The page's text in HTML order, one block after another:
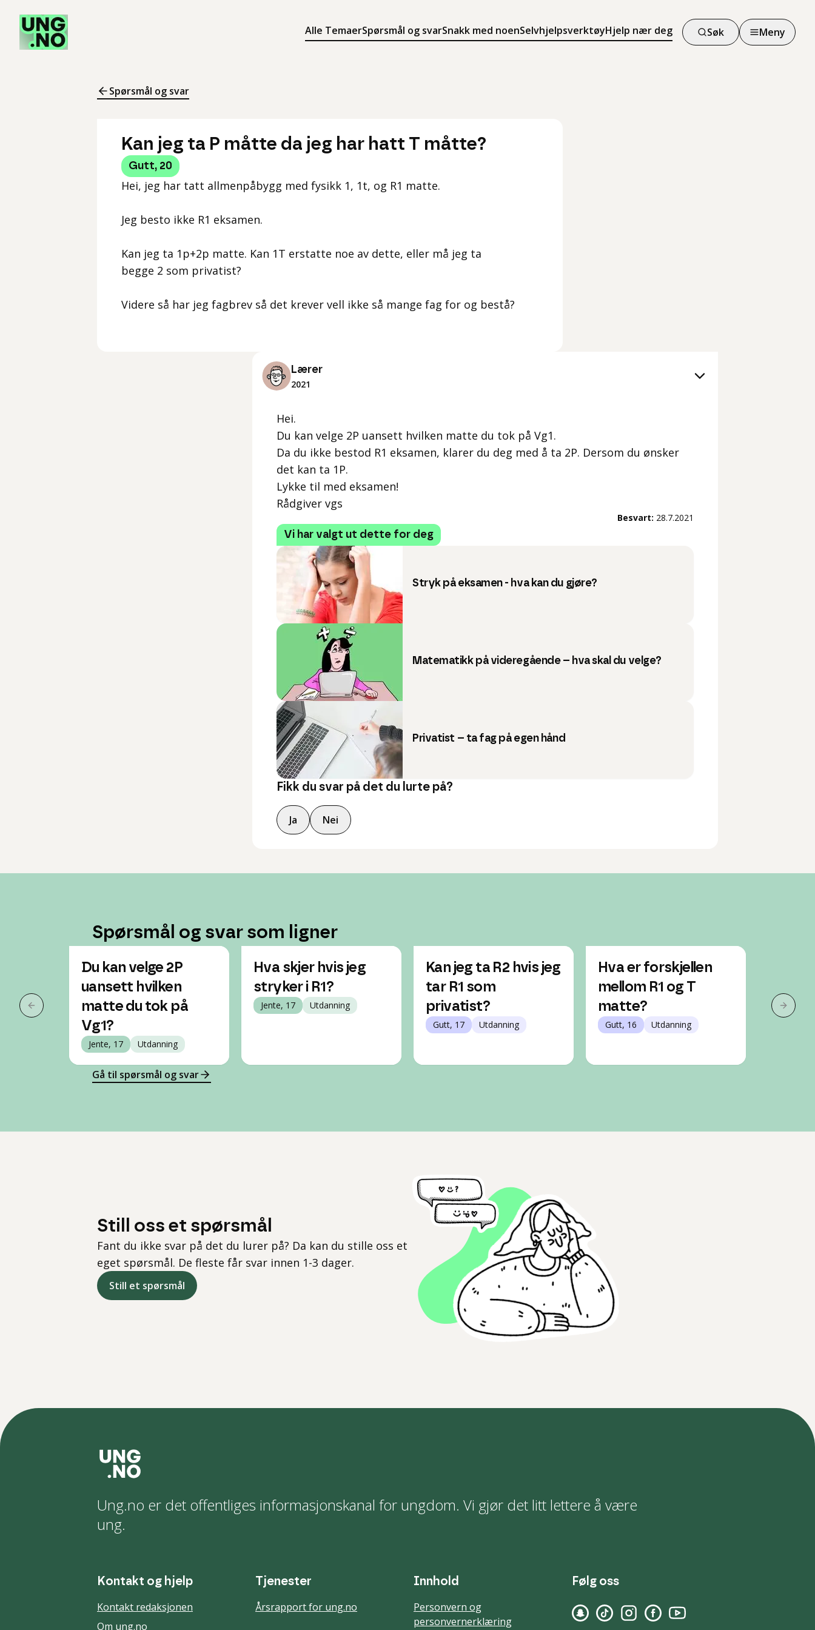
Alle TemaerSpørsmål og svarSnakk med noenSelvhjelpsverktøyHjelp nær deg
Søk
Søk
Meny
Meny
Spørsmål og svar
Kan jeg ta P måtte da jeg har hatt T måtte?
Gutt, 20
Hei, jeg har tatt allmenpåbygg med fysikk 1, 1t, og R1 matte.
Jeg besto ikke R1 eksamen.
Kan jeg ta 1p+2p matte. Kan 1T erstatte noe av dette, eller må jeg ta
begge 2 som privatist?
Videre så har jeg fagbrev så det krever vell ikke så mange fag for og bestå?
Lærer
2021
Hei.
Du kan velge 2P uansett hvilken matte du tok på Vg1.
Da du ikke bestod R1 eksamen, klarer du deg med å ta 2P. Dersom du ønsker
det kan ta 1P.
Lykke til med eksamen!
Rådgiver vgs
Besvart: 28.7.2021
Vi har valgt ut dette for deg
Stryk på eksamen - hva kan du gjøre?
Matematikk på videregående – hva skal du velge?
Privatist – ta fag på egen hånd
Fikk du svar på det du lurte på?
Ja Nei
Spørsmål og svar som ligner
Forrige slide
Du kan velge 2P
uansett hvilken
matte du tok på
Vg1?
Jente, 17 Utdanning
Hva skjer hvis jeg
stryker i R1?
Jente, 17 Utdanning
Kan jeg ta R2 hvis jeg
tar R1 som
privatist?
Gutt, 17 Utdanning
Hva er forskjellen
mellom R1 og T
matte?
Gutt, 16 Utdanning
inn på
Neste
Gå til spørsmål og svar
Still oss et spørsmål
Fant du ikke svar på det du lurer på? Da kan du stille oss et
eget spørsmål. De fleste får svar innen 1-3 dager.
Still et spørsmål
Ung.no er det offentliges informasjonskanal for ungdom. Vi gjør det litt lettere å være
ung.
Kontakt og hjelp
Kontakt redaksjonen
Om ung.no
Tjenester
Årsrapport for ung.no
Innhold
Personvern og
personvernerklæring
Følg oss